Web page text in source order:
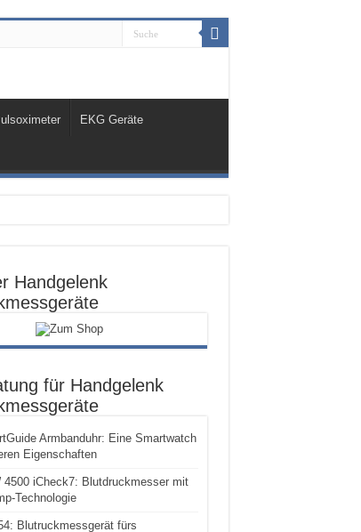
EKG Geräte
Handgelenk
für Handgelenk
Armbanduhr: Eine Smartwatch
Eigenschaften
4500 iCheck7: Blutdruckmesser mit
Technologie
Blutruckmessgerät fürs